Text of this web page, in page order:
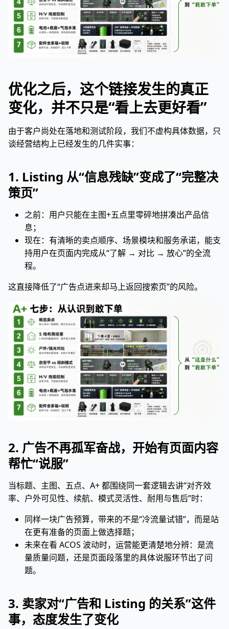
优化之后，这个链接发生的真正
变化，并不只是“看上去更好看”
由于客户尚处在落地和测试阶段，我们不虚构具体数据，只
谈经营结构上已经发生的几件实事：
1. Listing 从“信息残缺”变成了“完整决
策页”
之前：用户只能在主图+五点里零碎地拼凑出产品信
息；
现在：有清晰的卖点顺序、场景模块和服务承诺，能支
持用户在页面内完成从“了解 → 对比 → 放心”的全流
程。
这直接降低了“广告点进来却马上返回搜索页”的风险。
2. 广告不再孤军奋战，开始有页面内容
帮忙“说服”
当标题、主图、五点、A+ 都围绕同一套逻辑去讲“对齐效
率、户外可见性、续航、模式灵活性、耐用与售后”时：
同样一块广告预算，带来的不是“冷流量试错”，而是站
在更有准备的页面上做选择题；
未来在看 ACOS 波动时，运营能更清楚地分辨：是流
量质量问题，还是页面段落里的具体说服环节出了问
题。
3. 卖家对“广告和 Listing 的关系”这件
事，态度发生了变化